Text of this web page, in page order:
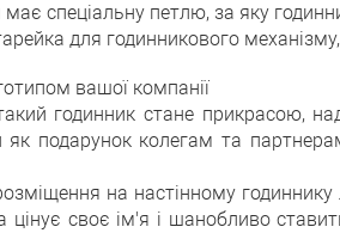
спеціальну петлю, за яку
для годинникового
вашої компанії
годинник стане прикрасою,
подарунок колегам та
на настінному годиннику
цінує своє ім'я і шанобливо